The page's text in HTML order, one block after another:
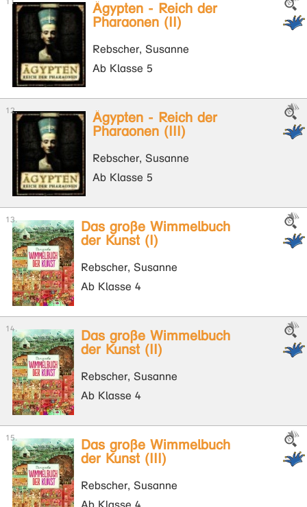
Ägypten - Reich der
Pharaonen (II)
Rebscher, Susanne
Ab Klasse 5
Ägypten - Reich der
Pharaonen (III)
Rebscher, Susanne
Ab Klasse 5
Das große Wimmelbuch
der Kunst (I)
Rebscher, Susanne
Ab Klasse 4
Das große Wimmelbuch
der Kunst (II)
Rebscher, Susanne
Ab Klasse 4
Das große Wimmelbuch
der Kunst (III)
Rebscher, Susanne